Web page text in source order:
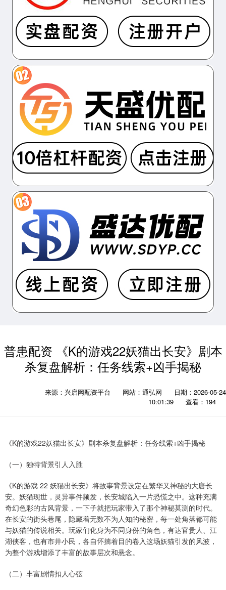
普患配资 《K的游戏22妖猫出长安》剧本
杀复盘解析：任务线索+凶手揭秘
来源：兴启网配资平台 网站：通弘网
日期：2026-05-24
10:01:39
查看：194
《K的游戏22妖猫出长安》剧本杀复盘解析：任务线索+凶手揭秘
（一）独特背景引人入胜
《K的游戏 22 妖猫出长安》将故事背景设定在繁华又神秘的大唐长
安。妖猫现世，灵异事件频发，长安城陷入一片恐慌之中。这种充满
奇幻色彩的古风背景，一下子就把玩家带入了那个神秘莫测的时代。
在长安的街头巷尾，隐藏着无数不为人知的秘密，每一处角落都可能
与妖猫的传说相关。玩家们化身为不同身份的角色，有达官贵人、江
湖侠客，也有市井小民，各自怀揣着目的卷入这场妖猫引发的风波，
为整个游戏增添了丰富的故事层次和悬念。
（二）丰富剧情扣人心弦